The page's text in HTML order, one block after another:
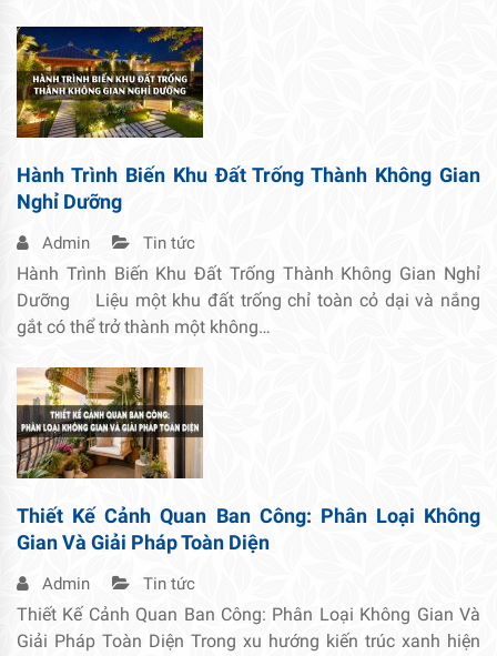
Hành Trình Biến Khu Đất Trống Thành Không Gian
Nghỉ Dưỡng
Admin Tin tức
Hành Trình Biến Khu Đất Trống Thành Không Gian Nghỉ
Dưỡng Liệu một khu đất trống chỉ toàn cỏ dại và nắng
gắt có thể trở thành một không…
Thiết Kế Cảnh Quan Ban Công: Phân Loại Không
Gian Và Giải Pháp Toàn Diện
Admin Tin tức
Thiết Kế Cảnh Quan Ban Công: Phân Loại Không Gian Và
Giải Pháp Toàn Diện Trong xu hướng kiến trúc xanh hiện